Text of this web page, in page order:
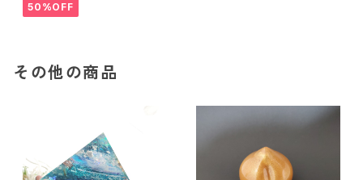
50%OFF
その他の商品